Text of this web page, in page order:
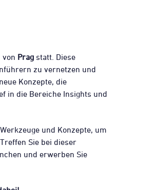
von Prag statt. Diese
zu vernetzen und
Konzepte, die
in die Bereiche Insights und
und Konzepte, um
Sie bei dieser
und erwerben Sie